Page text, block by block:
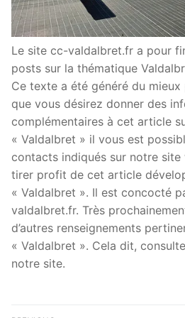
Le site cc-valdalbret.fr a pour
posts sur la thématique
Ce texte a été généré du
que vous désirez donner des
complémentaires à cet article
« Valdalbret » il vous est
contacts indiqués sur notre site
tirer profit de cet article
« Valdalbret ». Il est concocté
valdalbret.fr. Très
d’autres renseignements
« Valdalbret ». Cela dit,
notre site.